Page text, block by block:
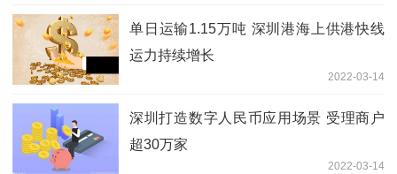
单日运输1.15万吨 深圳港海上供港快线
运力持续增长
2022-03-14
深圳打造数字人民币应用场景 受理商户
超30万家
2022-03-14